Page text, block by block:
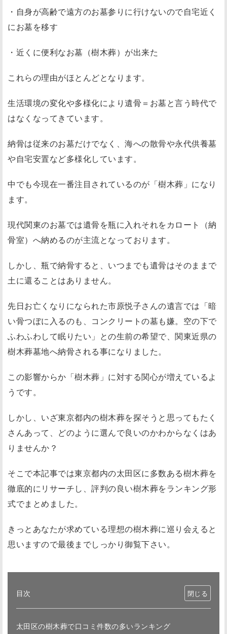
・自身が高齢で遠方のお墓参りに行けないので自宅近く
にお墓を移す
・近くに便利なお墓（樹木葬）が出来た
これらの理由がほとんどとなります。
生活環境の変化や多様化により遺骨＝お墓と言う時代で
はなくなってきています。
納骨は従来のお墓だけでなく、海への散骨や永代供養墓
や自宅安置など多様化しています。
中でも今現在一番注目されているのが 「樹木葬」 になり
ます。
現代関東のお墓では遺骨を瓶に入れそれをカロート（納
骨室）へ納めるのが主流となっております。
しかし、瓶で納骨すると、いつまでも遺骨はそのままで
土に還ることはありません。
先日お亡くなりになられた市原悦子さんの遺言では「暗
い骨つぼに入るのも、コンクリートの墓も嫌。空の下で
ふわふわして眠りたい」との生前の希望で、関東近県の
樹木葬墓地へ納骨される事になりました。
この影響からか「樹木葬」に対する関心が増えているよ
うです。
しかし、いざ東京都内の樹木葬を探そうと思ってもたく
さんあって、どのように選んで良いのかわからなくはあ
りませんか？
そこで本記事では東京都内の太田区に多数ある樹木葬を
徹底的にリサーチし、評判の良い樹木葬をランキング形
式でまとめました。
きっとあなたが求めている理想の樹木葬に巡り会えると
思いますので最後までしっかり御覧下さい。
目次
太田区の樹木葬で口コミ件数の多いランキング